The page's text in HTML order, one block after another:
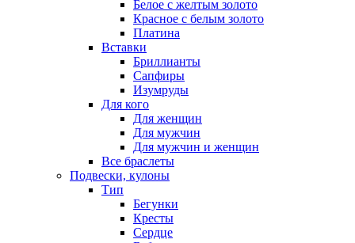
Белое с желтым золото
Красное с белым золото
Платина
Вставки
Бриллианты
Сапфиры
Изумруды
Для кого
Для женщин
Для мужчин
Для мужчин и женщин
Все браслеты
Подвески, кулоны
Тип
Бегунки
Кресты
Сердце